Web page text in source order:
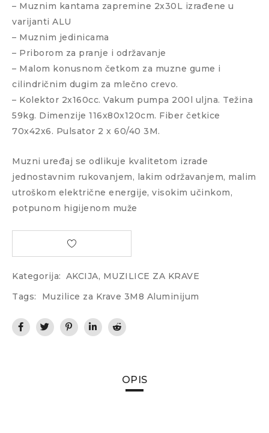
– Muznim kantama zapremine 2x30L izrađene u
varijanti ALU
– Muznim jedinicama
– Priborom za pranje i održavanje
– Malom konusnom četkom za muzne gume i
cilindričnim dugim za mlečno crevo.
– Kolektor 2x160cc. Vakum pumpa 200l uljna. Težina
59kg. Dimenzije 116x80x120cm. Fiber četkice
70x42x6. Pulsator 2 x 60/40 3M.
Muzni uređaj se odlikuje kvalitetom izrade
jednostavnim rukovanjem, lakim održavanjem, malim
utroškom električne energije, visokim učinkom,
potpunom higijenom muže
Kategorija: AKCIJA, MUZILICE ZA KRAVE
Tags:
Muzilice za Krave 3M8 Aluminijum
OPIS